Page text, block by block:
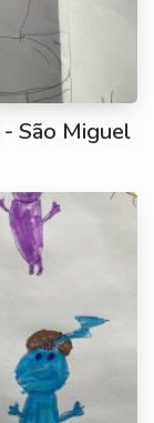
São Miguel